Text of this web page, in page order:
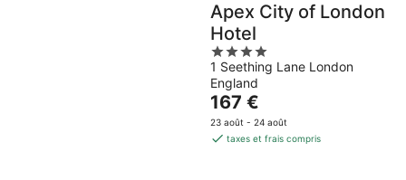
Apex City of London
Hotel
4
out
of
5
1 Seething Lane London
England
Le
prix
est
167 €
23 août - 24 août
taxes et frais compris